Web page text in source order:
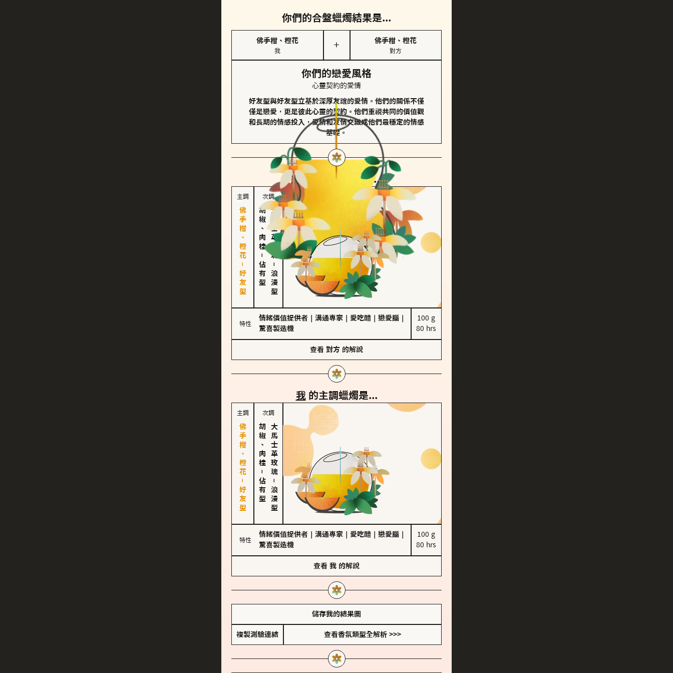
你們的合盤蠟燭結果是...
佛手柑、橙花
我
＋
佛手柑、橙花
對方
你們的戀愛風格
心靈契約的愛情
好友型與好友型立基於深厚友誼的愛情。他們的關係不僅
僅是戀愛，更是彼此心靈的契約。他們重視共同的價值觀
和長期的情感投入，愛情和友情交織成他們最穩定的情感
基礎。
對方 的主調蠟燭是...
主調
佛手柑、橙花－好友型
次調
胡椒、肉桂
－
佔有型
大馬士革玫瑰
－
浪漫型
特性
情緒價值提供者 溝通專家 愛吃醋 戀愛腦
驚喜製造機
100 g
80 hrs
查看 對方 的解說
我 的主調蠟燭是...
主調
佛手柑、橙花－好友型
次調
胡椒、肉桂
－
佔有型
大馬士革玫瑰
－
浪漫型
特性
情緒價值提供者 溝通專家 愛吃醋 戀愛腦
驚喜製造機
100 g
80 hrs
查看 我 的解說
儲存我的結果圖
複製測驗連結 查看香氛類型全解析 >>>